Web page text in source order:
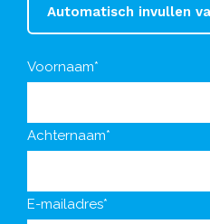
Automatisch invullen
Voornaam*
Achternaam*
E-mailadres*